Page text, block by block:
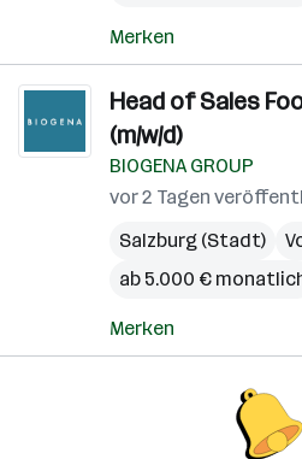
Merken
Head of Sales
(m/w/d)
BIOGENA GROUP
vor 2 Tagen
Salzburg (Stadt)
ab 5.000 €
Merken